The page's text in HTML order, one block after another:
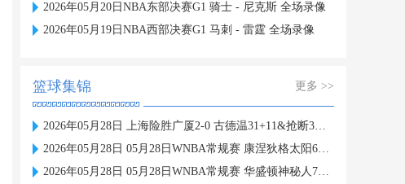
2026年05月20日NBA东部决赛G1 骑士 - 尼克斯 全场录像
2026年05月19日NBA西部决赛G1 马刺 - 雷霆 全场录像
篮球集锦 更多 >>
2026年05月28日 上海险胜广厦2-0 古德温31+11&抢断3分压哨绝杀 布朗空砍50分
2026年05月28日 05月28日WNBA常规赛 康涅狄格太阳61-71波特兰火焰 全场集锦
2026年05月28日 05月28日WNBA常规赛 华盛顿神秘人78-64西雅图风暴 全场集锦